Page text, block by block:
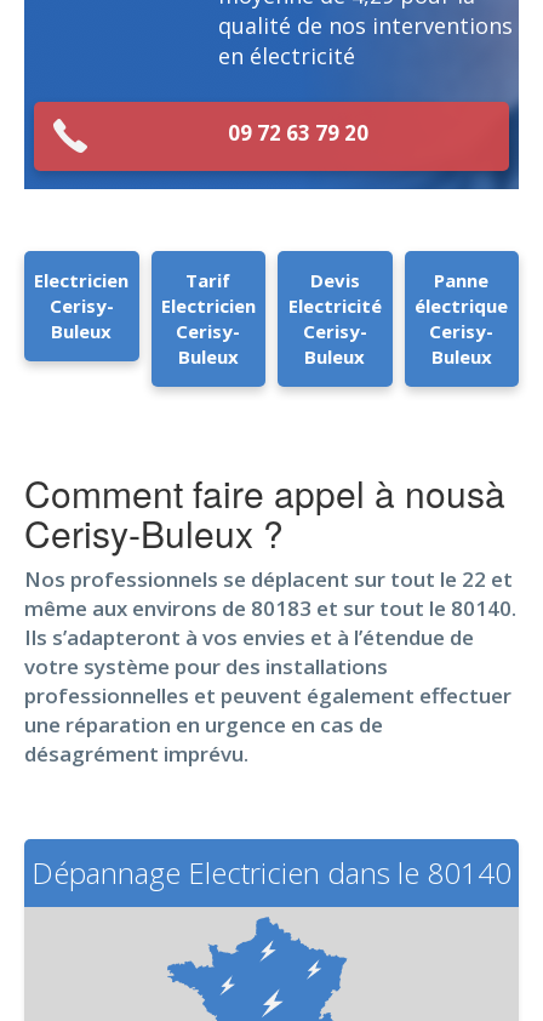
qualité de nos interventions
en électricité
09 72 63 79 20
Electricien
Cerisy-
Buleux
Tarif
Electricien
Cerisy-
Buleux
Devis
Electricité
Cerisy-
Buleux
Panne
électrique
Cerisy-
Buleux
Comment faire appel à nousà
Cerisy-Buleux ?
Nos professionnels se déplacent sur tout le 22 et
même aux environs de 80183 et sur tout le 80140.
Ils s’adapteront à vos envies et à l’étendue de
votre système pour des installations
professionnelles et peuvent également effectuer
une réparation en urgence en cas de
désagrément imprévu.
Dépannage Electricien dans le 80140